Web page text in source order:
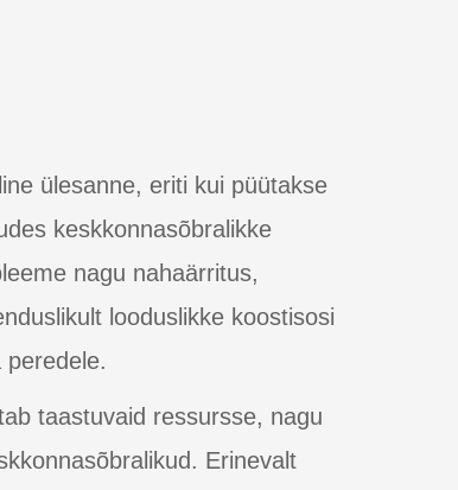
ülesanne, eriti kui püütakse
keskkonnasõbralikke
nagu nahaärritus,
looduslikke koostisosi
taastuvaid ressursse, nagu
Erinevalt